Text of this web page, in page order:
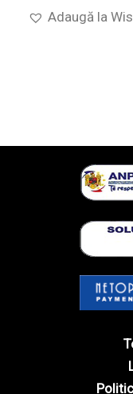
Adaugă la